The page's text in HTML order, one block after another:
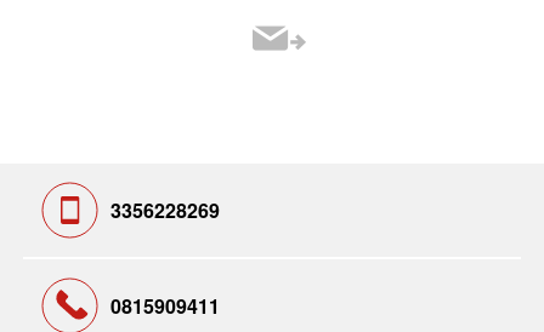
3356228269
0815909411